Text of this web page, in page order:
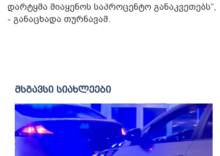
დარტყმა მიაყენოს საპროცენტო განაკვეთებს“,
- განაცხადა თურნავამ.
მსგავსი სიახლეები